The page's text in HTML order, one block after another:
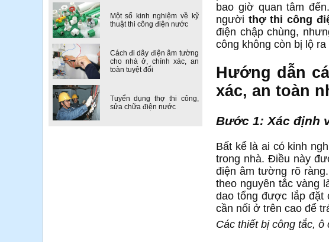
Một số kinh nghiệm về kỹ
thuật thi công điện nước
Cách đi dây điện âm tường
cho nhà ở, chính xác, an
toàn tuyệt đối
Tuyển dụng thợ thi công,
sửa chữa điện nước
bao giờ quan tâm
người thợ thi công
điện chập chùng,
công không còn bị lộ
Hướng dẫn
xác, an toàn
Bước 1: Xác định
Bất kể là ai có kinh
trong nhà. Điều này
điện âm tường rõ
theo nguyên tắc vàng
dao tổng được lắp đặt
cần nối ở trên cao để
Các thiết bị công tắc,